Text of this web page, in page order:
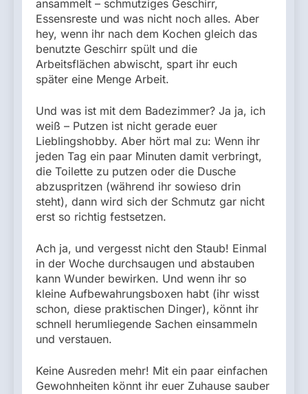
ansammelt – schmutziges Geschirr,
Essensreste und was nicht noch alles. Aber
hey, wenn ihr nach dem Kochen gleich das
benutzte Geschirr spült und die
Arbeitsflächen abwischt, spart ihr euch
später eine Menge Arbeit.
Und was ist mit dem Badezimmer? Ja ja, ich
weiß – Putzen ist nicht gerade euer
Lieblingshobby. Aber hört mal zu: Wenn ihr
jeden Tag ein paar Minuten damit verbringt,
die Toilette zu putzen oder die Dusche
abzuspritzen (während ihr sowieso drin
steht), dann wird sich der Schmutz gar nicht
erst so richtig festsetzen.
Ach ja, und vergesst nicht den Staub! Einmal
in der Woche durchsaugen und abstauben
kann Wunder bewirken. Und wenn ihr so
kleine Aufbewahrungsboxen habt (ihr wisst
schon, diese praktischen Dinger), könnt ihr
schnell herumliegende Sachen einsammeln
und verstauen.
Keine Ausreden mehr! Mit ein paar einfachen
Gewohnheiten könnt ihr euer Zuhause sauber